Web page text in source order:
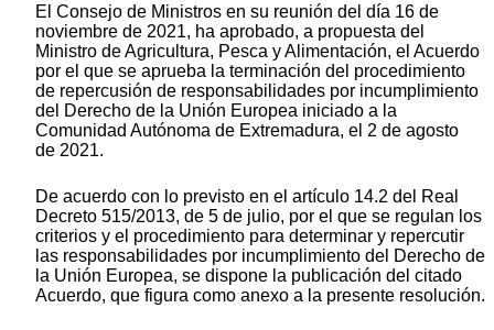
El Consejo de Ministros en su reunión del día 16 de
noviembre de 2021, ha aprobado, a propuesta del
Ministro de Agricultura, Pesca y Alimentación, el Acuerdo
por el que se aprueba la terminación del procedimiento
de repercusión de responsabilidades por incumplimiento
del Derecho de la Unión Europea iniciado a la
Comunidad Autónoma de Extremadura, el 2 de agosto
de 2021.
De acuerdo con lo previsto en el artículo 14.2 del Real
Decreto 515/2013, de 5 de julio, por el que se regulan los
criterios y el procedimiento para determinar y repercutir
las responsabilidades por incumplimiento del Derecho de
la Unión Europea, se dispone la publicación del citado
Acuerdo, que figura como anexo a la presente resolución.